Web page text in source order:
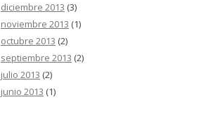
diciembre 2013 (3)
noviembre 2013 (1)
octubre 2013 (2)
septiembre 2013 (2)
julio 2013 (2)
junio 2013 (1)